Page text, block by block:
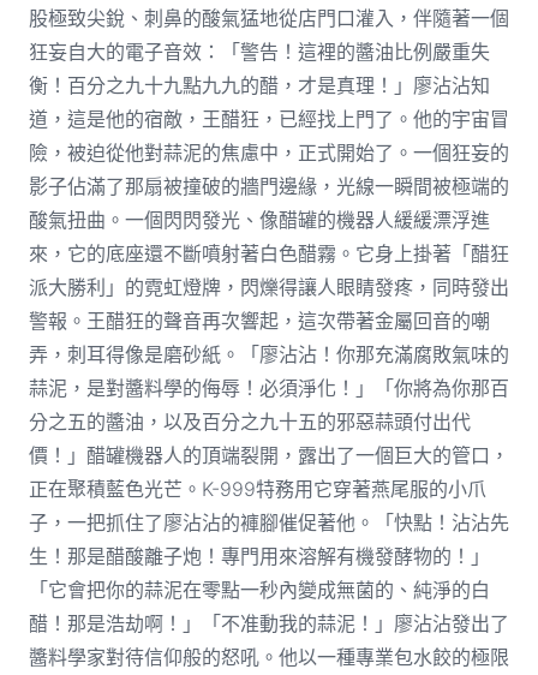
股極致尖銳、刺鼻的酸氣猛地從店門口灌入，伴隨著一個
狂妄自大的電子音效：「警告！這裡的醬油比例嚴重失
衡！百分之九十九點九九的醋，才是真理！」廖沾沾知
道，這是他的宿敵，王醋狂，已經找上門了。他的宇宙冒
險，被迫從他對蒜泥的焦慮中，正式開始了。一個狂妄的
影子佔滿了那扇被撞破的牆門邊緣，光線一瞬間被極端的
酸氣扭曲。一個閃閃發光、像醋罐的機器人緩緩漂浮進
來，它的底座還不斷噴射著白色醋霧。它身上掛著「醋狂
派大勝利」的霓虹燈牌，閃爍得讓人眼睛發疼，同時發出
警報。王醋狂的聲音再次響起，這次帶著金屬回音的嘲
弄，刺耳得像是磨砂紙。「廖沾沾！你那充滿腐敗氣味的
蒜泥，是對醬料學的侮辱！必須淨化！」「你將為你那百
分之五的醬油，以及百分之九十五的邪惡蒜頭付出代
價！」醋罐機器人的頂端裂開，露出了一個巨大的管口，
正在聚積藍色光芒。K-999特務用它穿著燕尾服的小爪
子，一把抓住了廖沾沾的褲腳催促著他。「快點！沾沾先
生！那是醋酸離子炮！專門用來溶解有機發酵物的！」
「它會把你的蒜泥在零點一秒內變成無菌的、純淨的白
醋！那是浩劫啊！」「不准動我的蒜泥！」廖沾沾發出了
醬料學家對待信仰般的怒吼。他以一種專業包水餃的極限